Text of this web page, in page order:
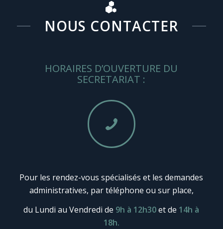
NOUS CONTACTER
HORAIRES D’OUVERTURE DU
SECRETARIAT :
Pour les rendez-vous spécialisés et les demandes
administratives, par téléphone ou sur place,
du Lundi au Vendredi de 9h à 12h30et de 14h à
18h.